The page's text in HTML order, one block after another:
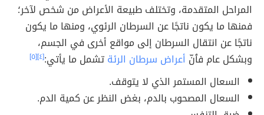
المراحل المتقدمة، وتختلف طبيعة الأعراض من شخص لآخر؛
فمنها ما يكون ناتجًا عن السرطان الرئوي، ومنها ما يكون
ناتجًا عن انتقال السرطان إلى مواقع أخرى في الجسم،
وبشكل عام فٱنّ أعراض سرطان الرئةتشمل ما يأتي:[٤] [٥]
السعال المستمر الذي لا يتوقف.
السعال المصحوب بالدم، بغض النظر عن كمية الدم.